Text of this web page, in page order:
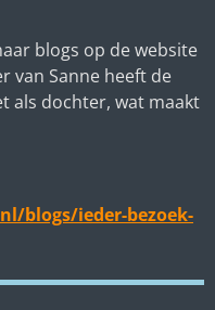
blogs op de website
van Sanne heeft de
als dochter, wat maakt
blogs/ieder-bezoek-